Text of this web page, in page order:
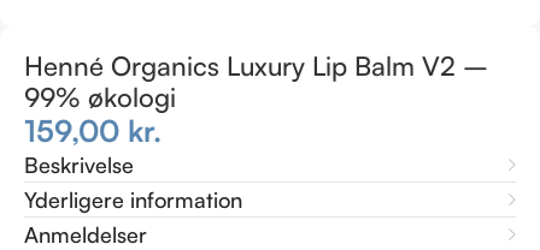
Henné Organics Luxury Lip Balm V2 –
99% økologi
159,00 kr.
Beskrivelse
Yderligere information
Anmeldelser